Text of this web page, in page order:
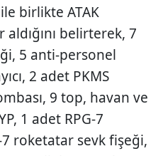
birlikte ATAK
belirterek, 7
5 anti-personel
2 adet PKMS
9 top, havan ve
1 adet RPG-7
roketatar sevk fişeği,